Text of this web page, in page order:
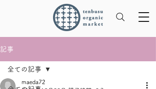
記事
全ての記事
maeda72